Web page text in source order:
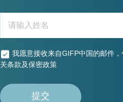
我愿意接收来自GIFP中国的邮件
关条款及保密政策
提交